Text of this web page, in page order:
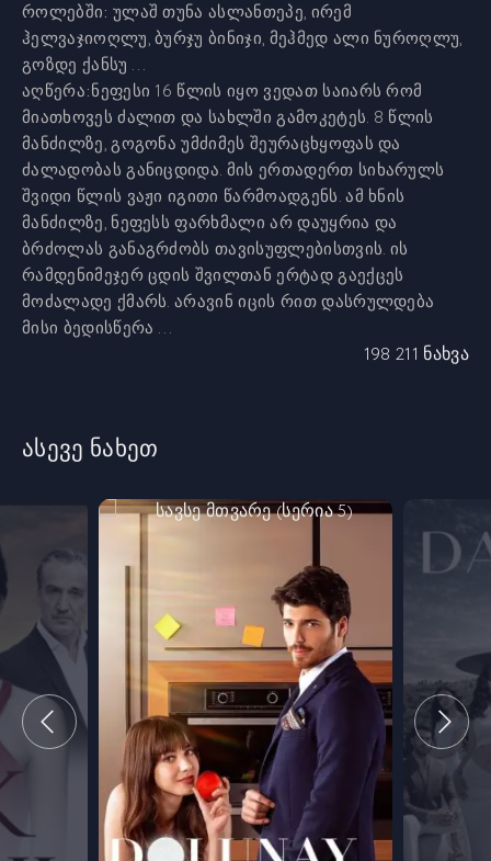
როლებში: ულაშ თუნა ასლანთეპე, ირემ
ჰელვაჯიოღლუ, ბურჯუ ბინიჯი, მეჰმედ ალი ნუროღლუ,
გოზდე ქანსუ ...
აღწერა:ნეფესი 16 წლის იყო ვედათ საიარს რომ
მიათხოვეს ძალით და სახლში გამოკეტეს. 8 წლის
მანძილზე, გოგონა უმძიმეს შეურაცხყოფას და
ძალადობას განიცდიდა. მის ერთადერთ სიხარულს
შვიდი წლის ვაჟი იგითი წარმოადგენს. ამ ხნის
მანძილზე, ნეფესს ფარხმალი არ დაუყრია და
ბრძოლას განაგრძობს თავისუფლებისთვის. ის
რამდენიმეჯერ ცდის შვილთან ერტად გაექცეს
მოძალადე ქმარს. არავინ იცის რით დასრულდება
მისი ბედისწერა ...
198 211 ნახვა
ასევე ნახეთ